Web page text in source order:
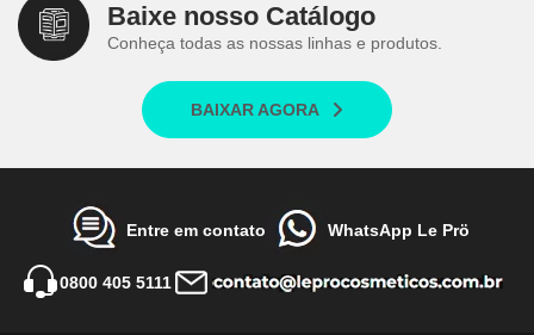
Baixe nosso Catálogo
Conheça todas as nossas linhas e produtos.
BAIXAR AGORA
Entre em contato WhatsApp Le Prö
0800 405 5111